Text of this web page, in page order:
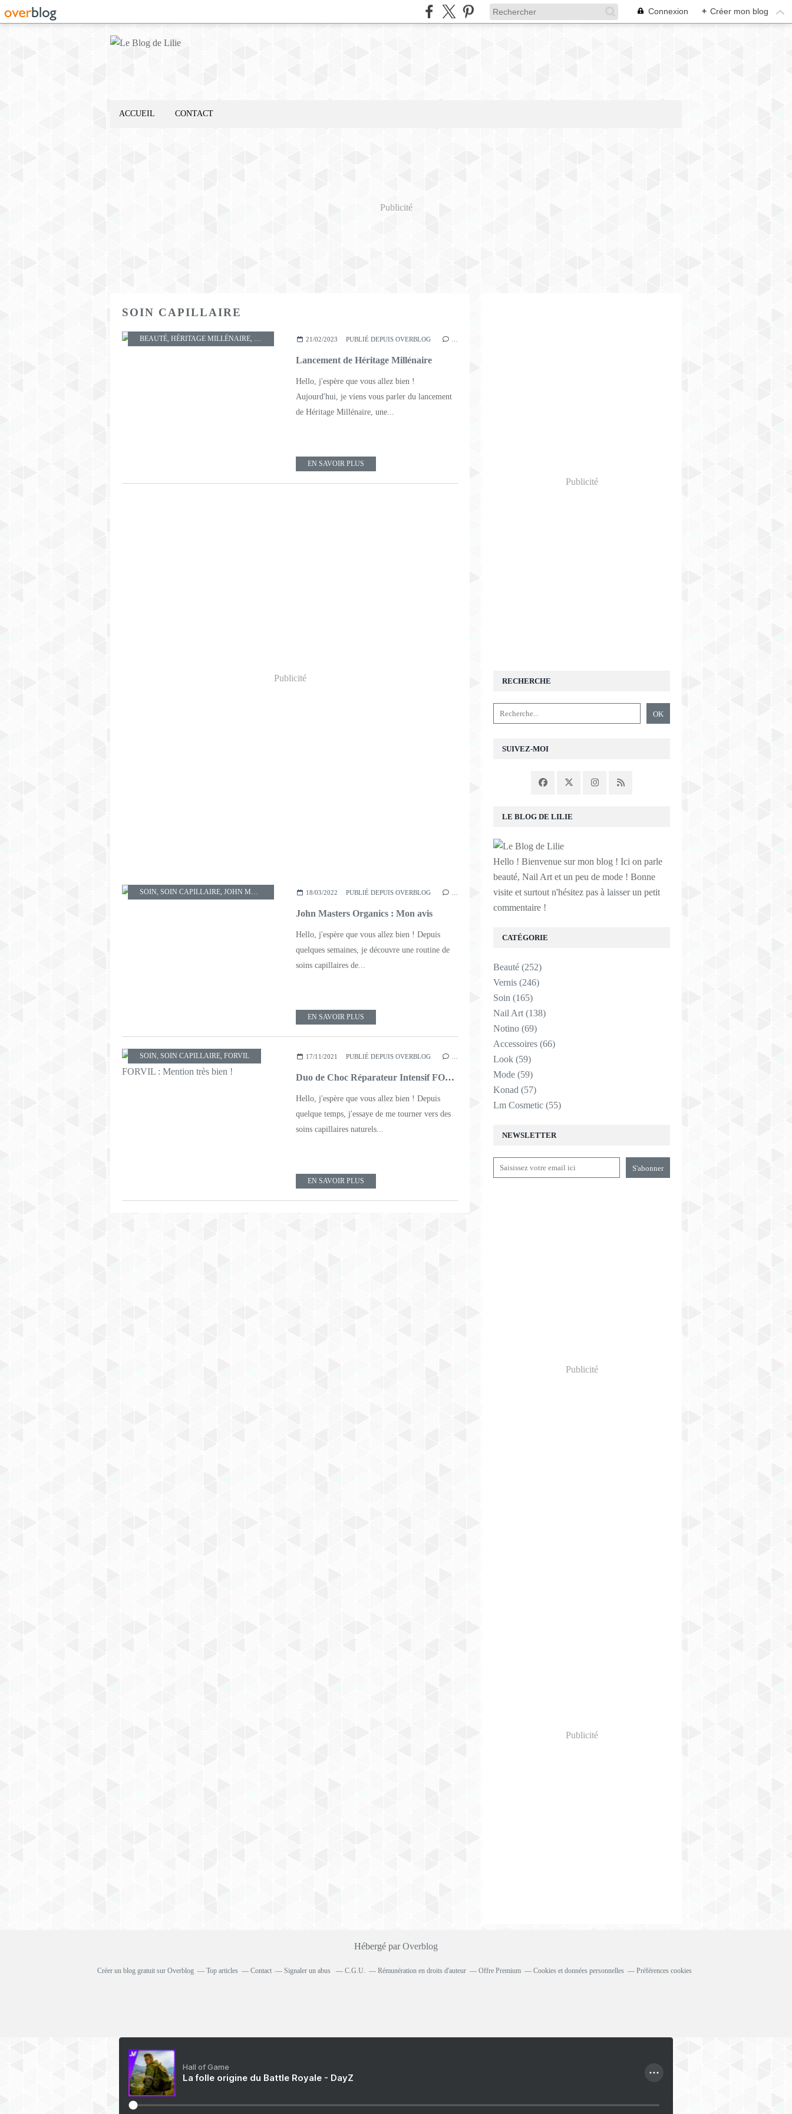
Connexion + Créer mon blog
ACCUEIL CONTACT
Publicité
SOIN CAPILLAIRE
BEAUTÉ HÉRITAGE MILLÉNAIRE SOIN CAPILLAIRE21/02/2023 PUBLIÉ DEPUIS OVERBLOG
Lancement de Héritage Millénaire
Hello, j'espère que vous allez bien !
Aujourd'hui, je viens vous parler du lancement
de Héritage Millénaire, une...
EN SAVOIR PLUS
Publicité
SOIN SOIN CAPILLAIRE JOHN MASTERS ORGANICS 18/03/2022 PUBLIÉ DEPUIS OVERBLOG
John Masters Organics : Mon avis
Hello, j'espère que vous allez bien ! Depuis
quelques semaines, je découvre une routine de
soins capillaires de...
EN SAVOIR PLUS
SOIN SOIN CAPILLAIRE FORVIL 17/11/2021 PUBLIÉ DEPUIS OVERBLOG
Duo de Choc Réparateur Intensif FORVIL : Mention très bien !
Hello, j'espère que vous allez bien ! Depuis
quelque temps, j'essaye de me tourner vers des
soins capillaires naturels...
EN SAVOIR PLUS
Publicité
NEWSLETTER
SUIVEZ-MOI
RECHERCHE
LE BLOG DE LILIE
Hello ! Bienvenue sur mon blog ! Ici on parle
beauté, Nail Art et un peu de mode ! Bonne
visite et surtout n'hésitez pas à laisser un petit
commentaire !
Publicité
CATÉGORIE
Beauté (252)
Vernis (246)
Soin (165)
Nail Art (138)
Notino (69)
Accessoires (66)
Look (59)
Mode (59)
Konad (57)
Lm Cosmetic (55)
Publicité
Hébergé parOverblog
Créer un blog gratuit sur Overblog Top articles Contact Signaler un abus C.G.U. Rémunération en droits d'auteur Offre Premium Cookies et données personnelles Préférences cookies
Hall of Game
La folle origine du Battle Royale - DayZ